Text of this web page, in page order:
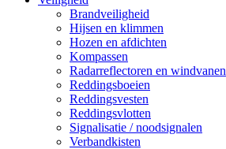
Brandveiligheid
Hijsen en klimmen
Hozen en afdichten
Kompassen
Radarreflectoren en windvanen
Reddingsboeien
Reddingsvesten
Reddingsvlotten
Signalisatie / noodsignalen
Verbandkisten